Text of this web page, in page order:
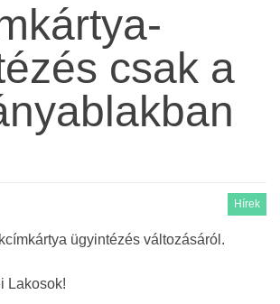
csak a
Hírek
ügyintézés változásáról.
Lakosok!